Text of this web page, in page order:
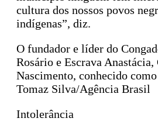
cultura dos nossos povos
indígenas”, diz.
O fundador e líder do
Rosário e Escrava
Nascimento, conhecido
Tomaz Silva/Agência Brasil
Intolerância